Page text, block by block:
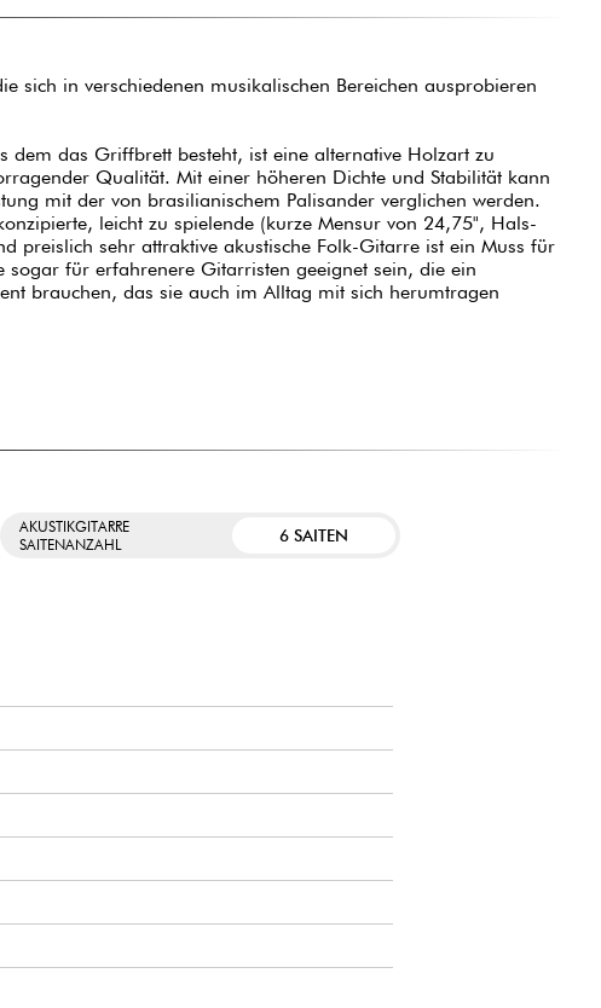
sich in verschiedenen musikalischen Bereichen ausprobieren
dem das Griffbrett besteht, ist eine alternative Holzart zu
Qualität. Mit einer höheren Dichte und Stabilität kann
mit der von brasilianischem Palisander verglichen werden.
leicht zu spielende (kurze Mensur von 24,75", Hals-
preislich sehr attraktive akustische Folk-Gitarre ist ein Muss für
sogar für erfahrenere Gitarristen geeignet sein, die ein
brauchen, das sie auch im Alltag mit sich herumtragen
AKUSTIKGITARRE
SAITENANZAHL
6 SAITEN